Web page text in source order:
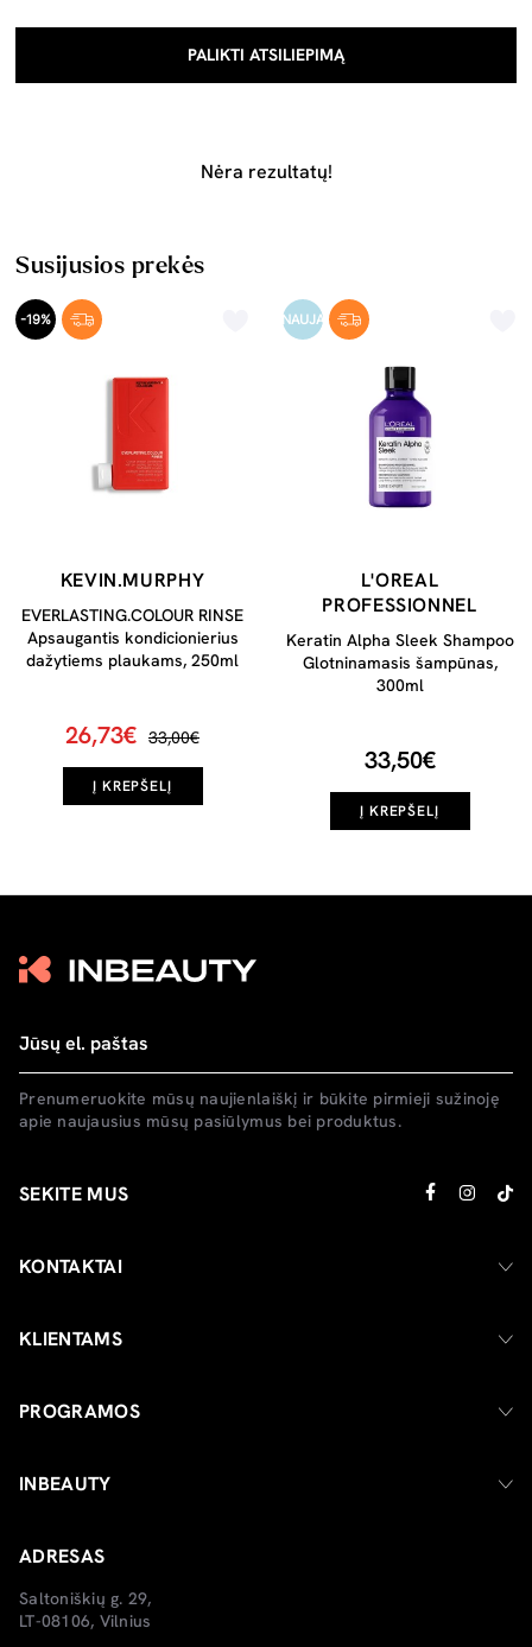
PALIKTI ATSILIEPIMĄ
Nėra rezultatų!
Susijusios prekės
-19%
KEVIN.MURPHY
EVERLASTING.COLOUR RINSE
Apsaugantis kondicionierius
dažytiems plaukams, 250ml
26,73€ 33,00€
Į KREPŠELĮ
NAUJA
L'OREAL
PROFESSIONNEL
Keratin Alpha Sleek Shampoo
Glotninamasis šampūnas,
300ml
33,50€
Į KREPŠELĮ
Prenumeruokite mūsų naujienlaiškį ir būkite pirmieji sužinoję
apie naujausius mūsų pasiūlymus bei produktus.
SEKITE MUS
KONTAKTAI
KLIENTAMS
PROGRAMOS
INBEAUTY
ADRESAS
Saltoniškių g. 29,
LT-08106, Vilnius